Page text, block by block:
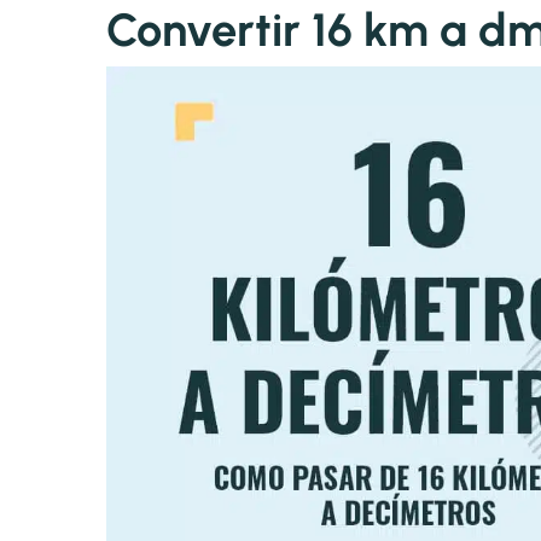
Convertir 16 km a